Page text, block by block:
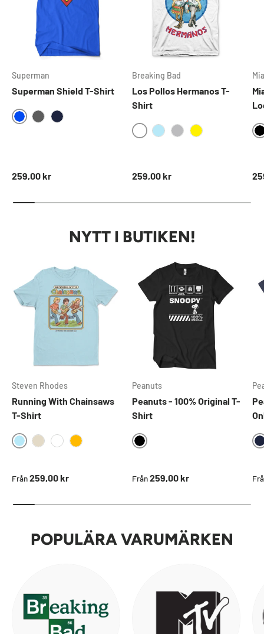
Superman
Superman Shield T-Shirt
BLUEDARKGREY
NAVY
Ordinarie pris
259,00 kr
Breaking Bad
Los Pollos Hermanos T-
Shirt
WHITESKYBLUEHEATHERGREY
YELLOW
Ordinarie pris
259,00 kr
NYTT I BUTIKEN!
Steven Rhodes
Running With Chainsaws
T-Shirt
SKYBLUEKHAKIWHITEGOLD
Ordinarie pris
Från259,00 kr
Peanuts
Peanuts - 100% Original T-
Shirt
BLACK
Ordinarie pris
Från259,00 kr
POPULÄRA VARUMÄRKEN